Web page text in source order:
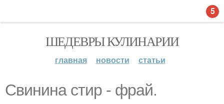
ШЕДЕВРЫ КУЛИНАРИИ
главная новости статьи
Свинина стир - фрай.
5